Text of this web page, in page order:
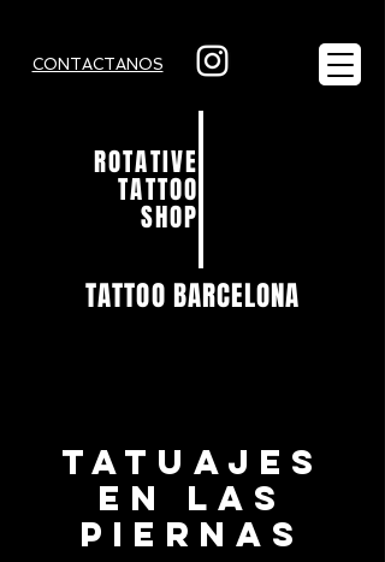
ROTATIVE
TATTOO
SHOP
TATTOO BARCELONA
CONTACTANOS
TATUAJES
EN LAS
PIERNAS